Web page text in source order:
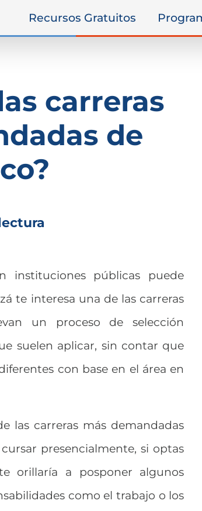
Recursos Gratuitos
carreras
de
instituciones públicas puede
te interesa una de las carreras
un proceso de selección
suelen aplicar, sin contar que
con base en el área en
las carreras más demandadas
presencialmente, si optas
orillaría a posponer algunos
como el trabajo o los